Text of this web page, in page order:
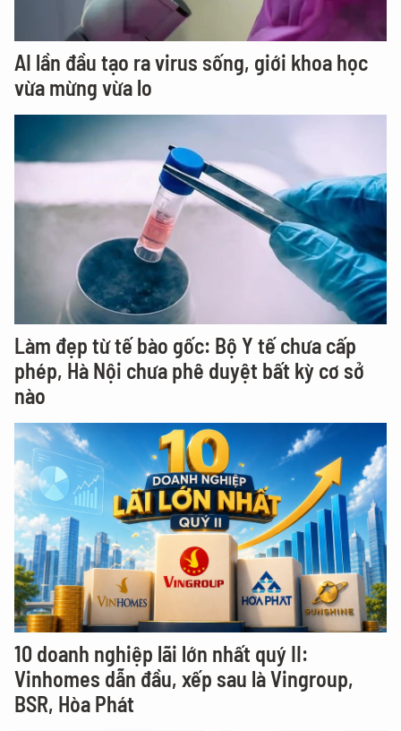
AI lần đầu tạo ra virus sống, giới khoa học
vừa mừng vừa lo
Làm đẹp từ tế bào gốc: Bộ Y tế chưa cấp
phép, Hà Nội chưa phê duyệt bất kỳ cơ sở
nào
10 doanh nghiệp lãi lớn nhất quý II:
Vinhomes dẫn đầu, xếp sau là Vingroup,
BSR, Hòa Phát